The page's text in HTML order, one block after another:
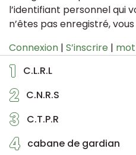
1 C.L.R.L
2 C.N.R.S
3 C.T.P.R
4 cabane de gardian
l’identifiant personnel qui
n’êtes pas enregistré,
Connexion | S’inscrire |